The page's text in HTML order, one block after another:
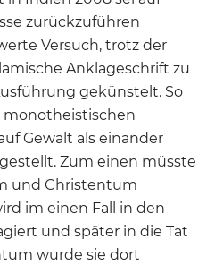
zurückzuführen
Versuch, trotz der
Anklageschrift zu
gekünstelt. So
Gewalt als einander
Zum einen müsste
und Christentum
im einen Fall in den
und später in die Tat
wurde sie dort